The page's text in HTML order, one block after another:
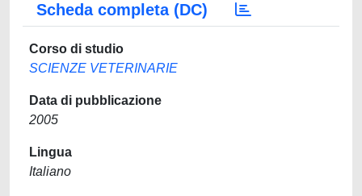
Scheda completa (DC)
Corso di studio
SCIENZE VETERINARIE
Data di pubblicazione
2005
Lingua
Italiano